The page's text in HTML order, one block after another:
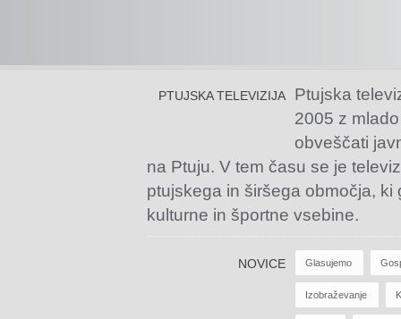
PTUJSKA TELEVIZIJA
Ptujska
2005 z
obveščati
na Ptuju. V tem času se je
ptujskega in širšega območja,
kulturne in športne vsebine.
NOVICE Glasujemo
Izobraževanje